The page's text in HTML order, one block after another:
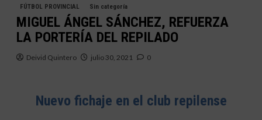
FÚTBOL PROVINCIAL Sin categoría
MIGUEL ÁNGEL SÁNCHEZ, REFUERZA
LA PORTERÍA DEL REPILADO
Deivid Quintero julio 30, 2021 0
Nuevo fichaje en el club repilense